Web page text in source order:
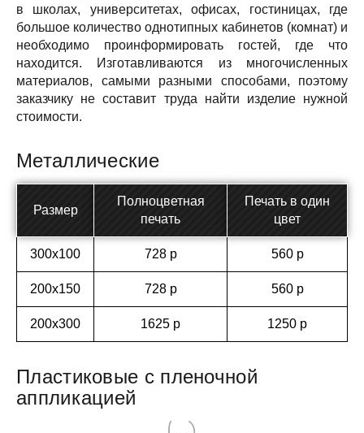
в школах, университетах, офисах, гостиницах, где
большое количество однотипных кабинетов (комнат) и
необходимо проинформировать гостей, где что
находится. Изготавливаются из многочисленных
материалов, самыми разными способами, поэтому
заказчику не составит труда найти изделие нужной
стоимости.
Металлические
Размер
Полноцветная
печать
Печать в один
цвет
300х100 728 р 560 р
200х150 728 р 560 р
200х300 1625 р 1250 р
Пластиковые с пленочной
аппликацией